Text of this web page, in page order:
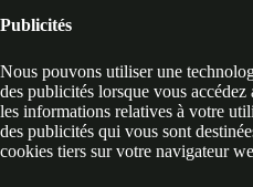
Publicités
Nous pouvons utiliser une
des publicités lorsque vous
les informations relatives à votre
des publicités qui vous sont
cookies tiers sur votre navigateur